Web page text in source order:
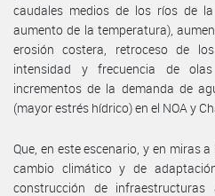
caudales medios de los ríos de
aumento de la temperatura),
erosión costera, retroceso de
intensidad y frecuencia de
incrementos de la demanda de
(mayor estrés hídrico) en el NOA y
Que, en este escenario, y en miras
cambio climático y de
construcción de